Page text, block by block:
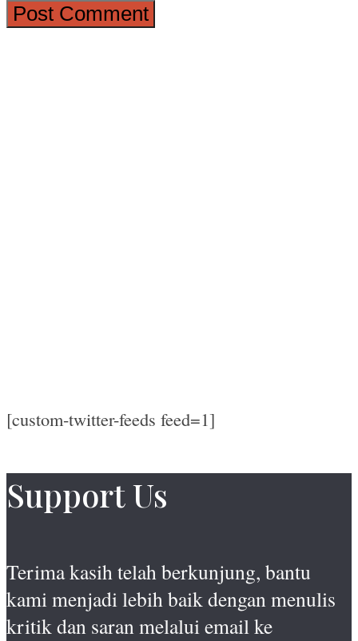
[custom-twitter-feeds feed=1]
Support Us
Terima kasih telah berkunjung, bantu
kami menjadi lebih baik dengan menulis
kritik dan saran melalui email ke